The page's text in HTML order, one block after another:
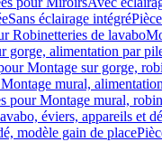
Sans éclairage intégré
Robinetteries de lavabo
gorge, alimentation par
Montage sur gorge,
mural,
pour Montage mural,
éviers, appareils et
modèle gain de place